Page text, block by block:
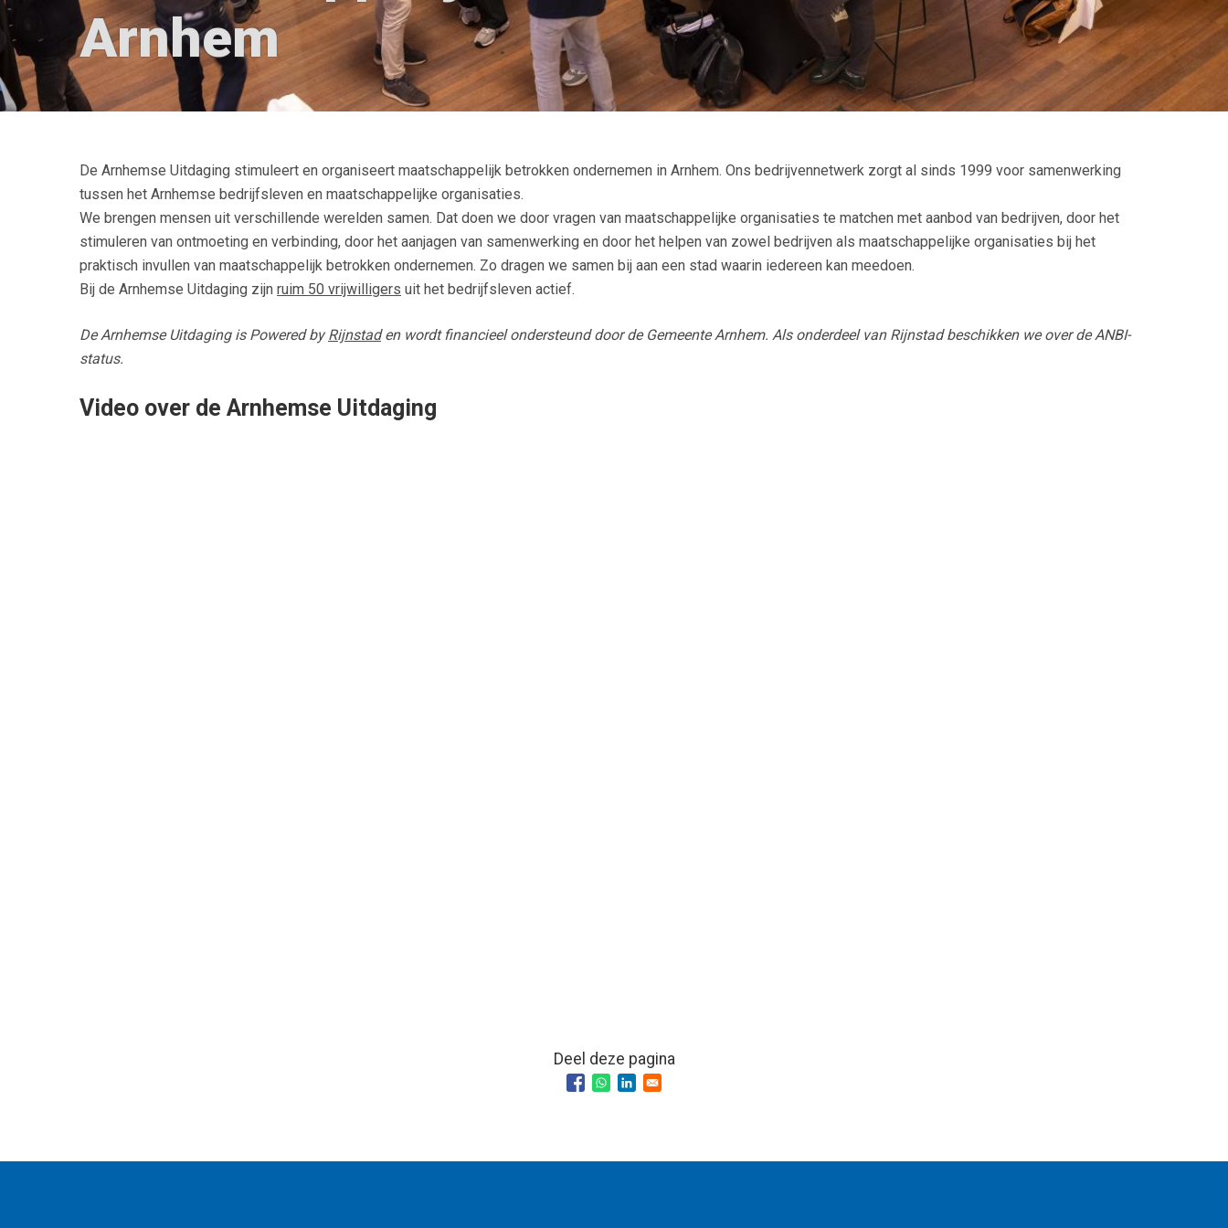
Arnhem
De Arnhemse Uitdaging stimuleert en organiseert maatschappelijk betrokken ondernemen in Arnhem. Ons bedrijvennetwerk zorgt al sinds 1999 voor samenwerking
tussen het Arnhemse bedrijfsleven en maatschappelijke organisaties.
We brengen mensen uit verschillende werelden samen. Dat doen we door vragen van maatschappelijke organisaties te matchen met aanbod van bedrijven, door het
stimuleren van ontmoeting en verbinding, door het aanjagen van samenwerking en door het helpen van zowel bedrijven als maatschappelijke organisaties bij het
praktisch invullen van maatschappelijk betrokken ondernemen. Zo dragen we samen bij aan een stad waarin iedereen kan meedoen.
Bij de Arnhemse Uitdaging zijn ruim 50 vrijwilligers uit het bedrijfsleven actief.
De Arnhemse Uitdaging is Powered byRijnstaden wordt financieel ondersteund door de Gemeente Arnhem. Als onderdeel van Rijnstad beschikken we over de ANBI-
status.
Video over de Arnhemse Uitdaging
Deel deze pagina